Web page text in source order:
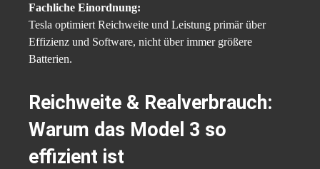
Fachliche Einordnung:
Tesla optimiert Reichweite und Leistung primär über
Effizienz und Software, nicht über immer größere
Batterien.
Reichweite & Realverbrauch:
Warum das Model 3 so
effizient ist